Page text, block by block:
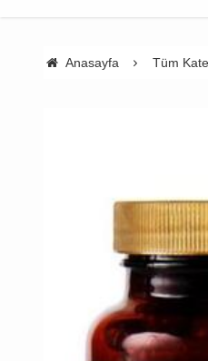
Anasayfa Tüm